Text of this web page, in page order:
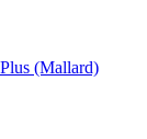
(Mallard)